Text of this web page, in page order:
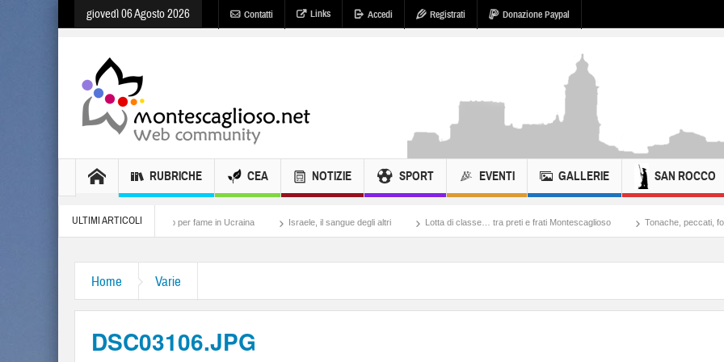
giovedì 06 Agosto 2026 Contatti Links Accedi Registrati Donazione Paypal
RUBRICHE CEA NOTIZIE SPORT EVENTI GALLERIE SAN ROCCO
ULTIMI ARTICOLI
Holodomor, lo sterminio per fame in Ucraina Israele, il sangue degli altri Lotta di classe… tra preti e frati Montescaglioso Tonache, peccati, fosse biologiche e
Home Varie
DSC03106.JPG